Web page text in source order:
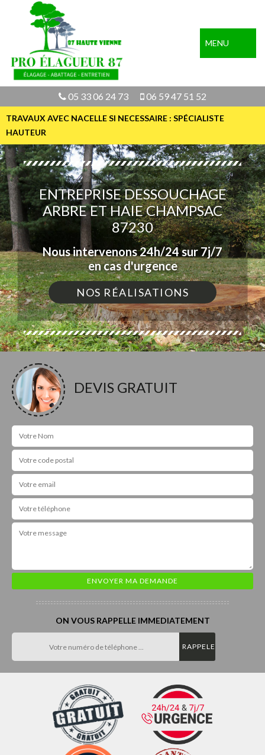
MENU
05 33 06 24 73 06 59 47 51 52
TRAVAUX AVEC NACELLE SI NECESSAIRE : SPÉCIALISTE
HAUTEUR
ENTREPRISE DESSOUCHAGE
ARBRE ET HAIE CHAMPSAC
87230
Nous intervenons 24h/24 sur 7j/7
en cas d'urgence
NOS RÉALISATIONS
DEVIS GRATUIT
ON VOUS RAPPELLE IMMEDIATEMENT